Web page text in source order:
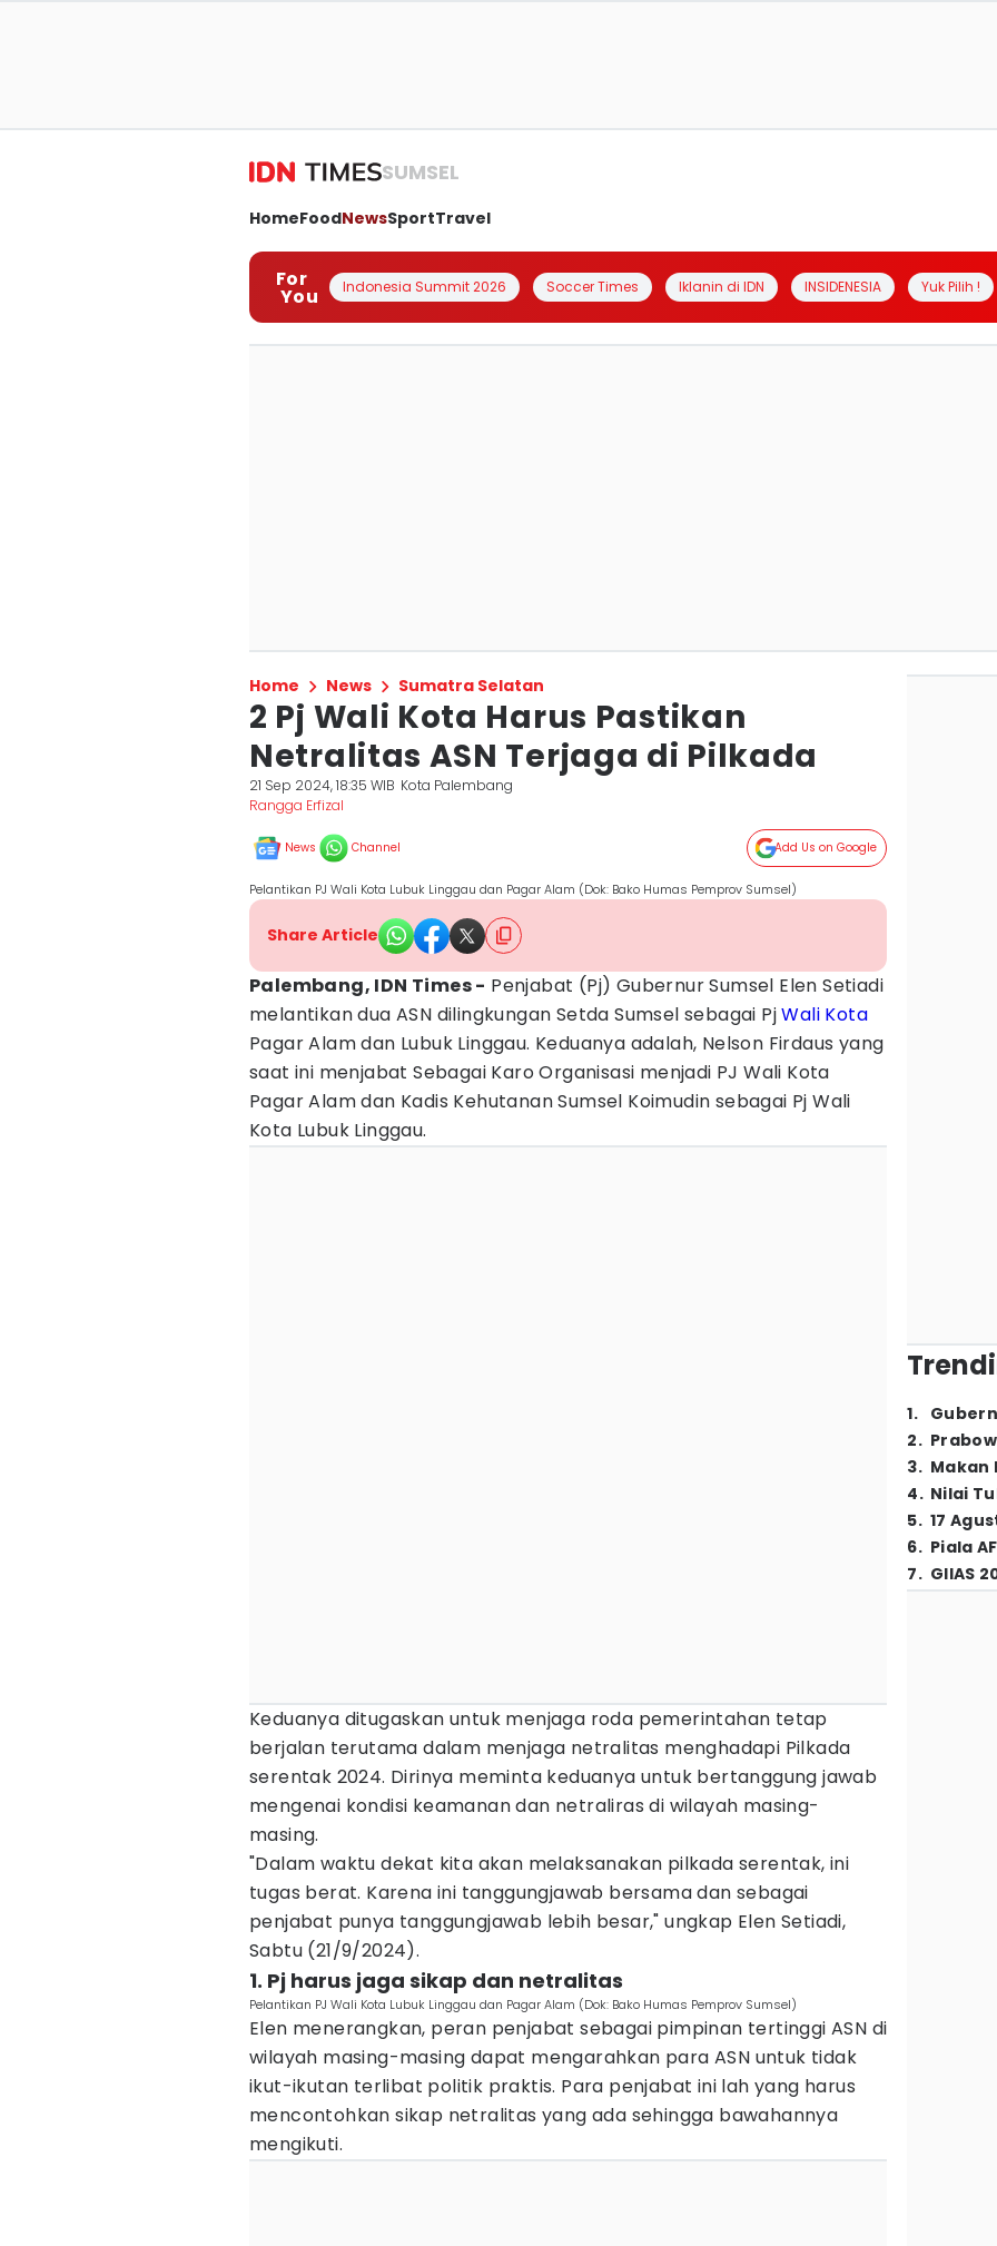
SUMSEL
HomeFoodNewsSportTravel
For
You Indonesia Summit 2026 Soccer Times Iklanin di IDN INSIDENESIA Yuk Pilih !
Home News Sumatra Selatan
2 Pj Wali Kota Harus Pastikan
Netralitas ASN Terjaga di Pilkada
21 Sep 2024, 18:35 WIB Kota Palembang
Rangga Erfizal
News Channel Add Us on Google
Pelantikan PJ Wali Kota Lubuk Linggau dan Pagar Alam (Dok: Bako Humas Pemprov Sumsel)
Share Article
Palembang, IDN Times - Penjabat (Pj) Gubernur Sumsel Elen Setiadi
melantikan dua ASN dilingkungan Setda Sumsel sebagai PjWali Kota
Pagar Alam dan Lubuk Linggau. Keduanya adalah, Nelson Firdaus yang
saat ini menjabat Sebagai Karo Organisasi menjadi PJ Wali Kota
Pagar Alam dan Kadis Kehutanan Sumsel Koimudin sebagai Pj Wali
Kota Lubuk Linggau.
Keduanya ditugaskan untuk menjaga roda pemerintahan tetap
berjalan terutama dalam menjaga netralitas menghadapi Pilkada
serentak 2024. Dirinya meminta keduanya untuk bertanggung jawab
mengenai kondisi keamanan dan netraliras di wilayah masing-
masing.
"Dalam waktu dekat kita akan melaksanakan pilkada serentak, ini
tugas berat. Karena ini tanggungjawab bersama dan sebagai
penjabat punya tanggungjawab lebih besar," ungkap Elen Setiadi,
Sabtu (21/9/2024).
1. Pj harus jaga sikap dan netralitas
Pelantikan PJ Wali Kota Lubuk Linggau dan Pagar Alam (Dok: Bako Humas Pemprov Sumsel)
Elen menerangkan, peran penjabat sebagai pimpinan tertinggi ASN di
wilayah masing-masing dapat mengarahkan para ASN untuk tidak
ikut-ikutan terlibat politik praktis. Para penjabat ini lah yang harus
mencontohkan sikap netralitas yang ada sehingga bawahannya
mengikuti.
1.
2.
3. Makan
4. Nilai
5. 17
6. Piala
7. GIIAS